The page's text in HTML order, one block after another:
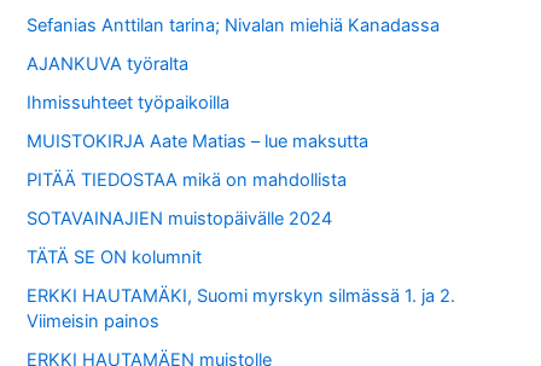
Sefanias Anttilan tarina; Nivalan miehiä Kanadassa
AJANKUVA työralta
Ihmissuhteet työpaikoilla
MUISTOKIRJA Aate Matias – lue maksutta
PITÄÄ TIEDOSTAA mikä on mahdollista
SOTAVAINAJIEN muistopäivälle 2024
TÄTÄ SE ON kolumnit
ERKKI HAUTAMÄKI, Suomi myrskyn silmässä 1. ja 2.
Viimeisin painos
ERKKI HAUTAMÄEN muistolle